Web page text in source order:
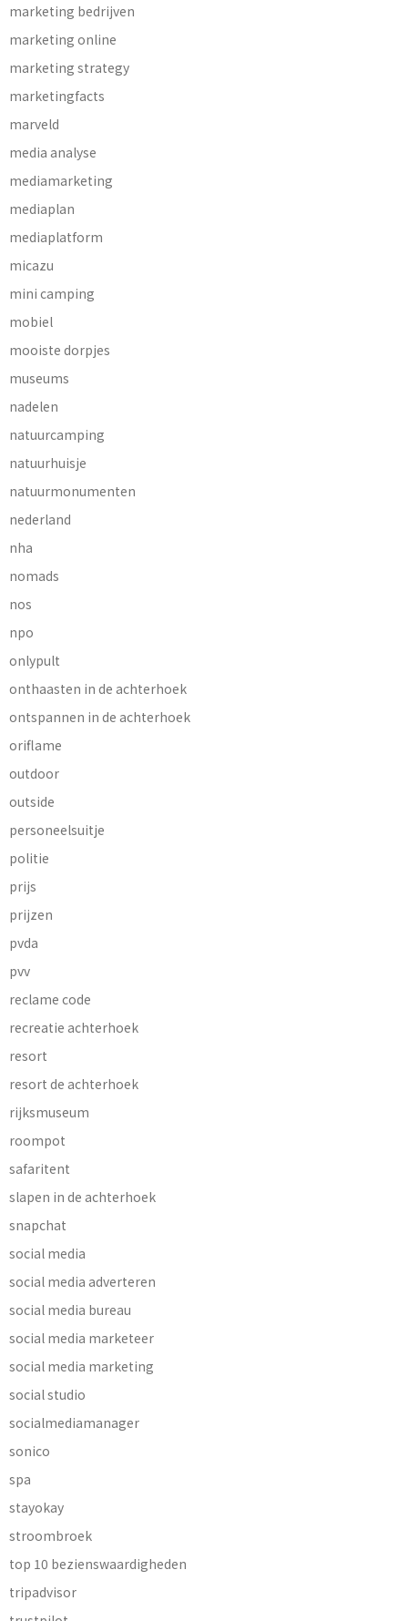
marketing bedrijven
marketing online
marketing strategy
marketingfacts
marveld
media analyse
mediamarketing
mediaplan
mediaplatform
micazu
mini camping
mobiel
mooiste dorpjes
museums
nadelen
natuurcamping
natuurhuisje
natuurmonumenten
nederland
nha
nomads
nos
npo
onlypult
onthaasten in de achterhoek
ontspannen in de achterhoek
oriflame
outdoor
outside
personeelsuitje
politie
prijs
prijzen
pvda
pvv
reclame code
recreatie achterhoek
resort
resort de achterhoek
rijksmuseum
roompot
safaritent
slapen in de achterhoek
snapchat
social media
social media adverteren
social media bureau
social media marketeer
social media marketing
social studio
socialmediamanager
sonico
spa
stayokay
stroombroek
top 10 bezienswaardigheden
tripadvisor